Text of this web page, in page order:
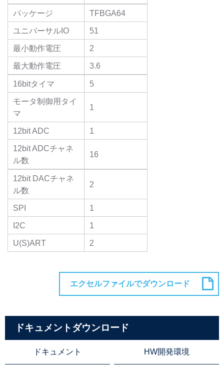
パッケージ
TFBGA64
ユニバーサルIO
51
最小動作電圧
2
最大動作電圧
3.6
16bitタイマ
5
モータ制御用タイ
マ
1
12bit ADC
1
12bit ADCチャネ
ル数
16
12bit DACチャネ
ル数
2
SPI
1
I2C
1
U(S)ART
2
ドキュメントダウンロード
ドキュメント HW開発環境